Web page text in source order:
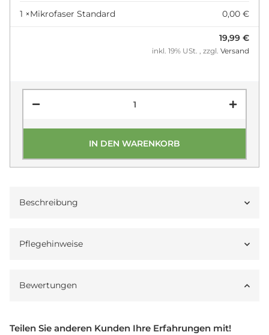
1 ×Mikrofaser Standard 0,00 €
19,99 €
inkl. 19% USt. , zzgl. Versand
IN DEN WARENKORB
Beschreibung
Pflegehinweise
Bewertungen
Teilen Sie anderen Kunden Ihre Erfahrungen mit!